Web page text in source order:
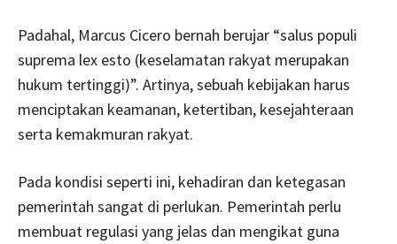
Padahal, Marcus Cicero bernah berujar “salus populi
suprema lex esto (keselamatan rakyat merupakan
hukum tertinggi)”. Artinya, sebuah kebijakan harus
menciptakan keamanan, ketertiban, kesejahteraan
serta kemakmuran rakyat.
Pada kondisi seperti ini, kehadiran dan ketegasan
pemerintah sangat di perlukan. Pemerintah perlu
membuat regulasi yang jelas dan mengikat guna